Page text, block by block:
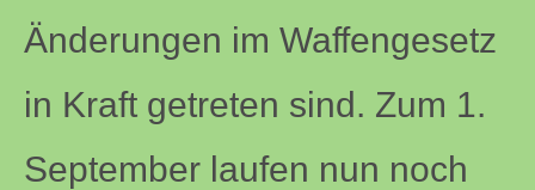
Änderungen im Waffengesetz
in Kraft getreten sind. Zum 1.
September laufen nun noch